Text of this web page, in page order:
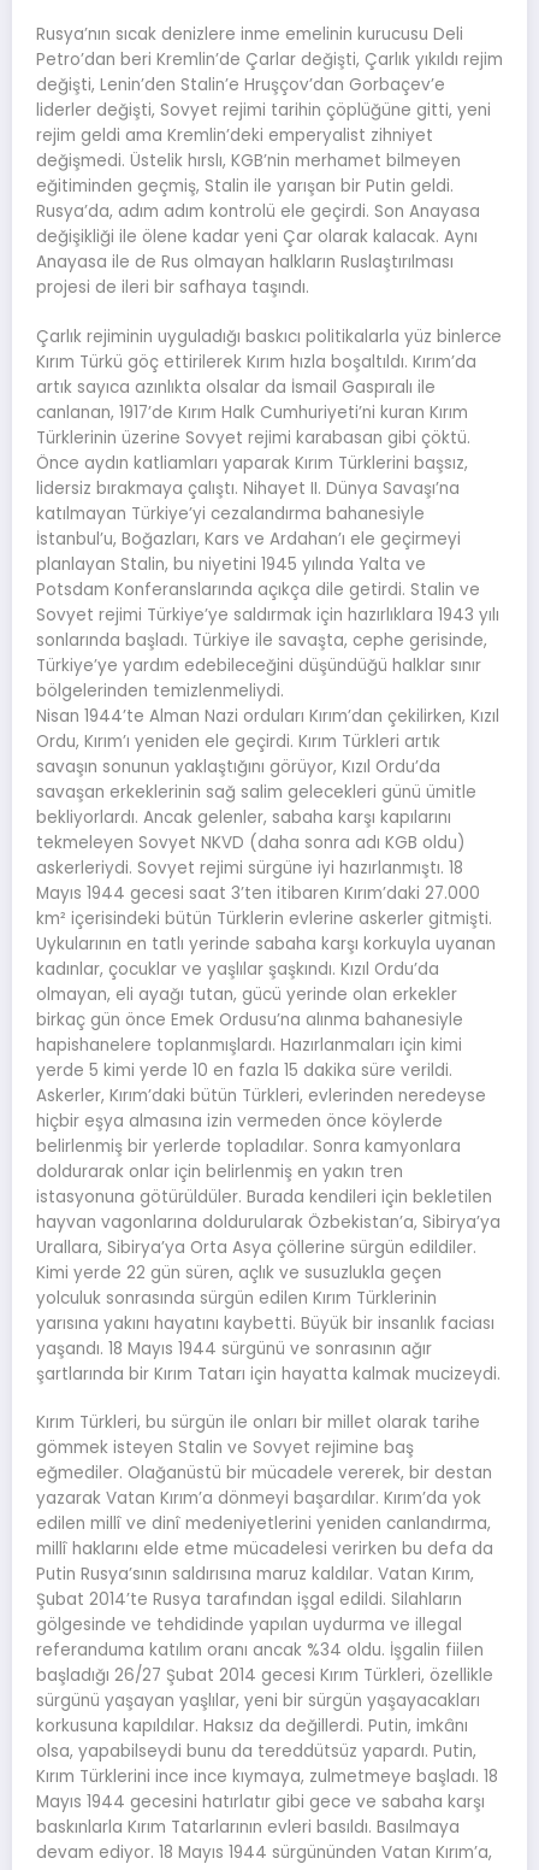
Rusya’nın sıcak denizlere inme emelinin kurucusu Deli
Petro’dan beri Kremlin’de Çarlar değişti, Çarlık yıkıldı rejim
değişti, Lenin’den Stalin’e Hruşçov’dan Gorbaçev’e
liderler değişti, Sovyet rejimi tarihin çöplüğüne gitti, yeni
rejim geldi ama Kremlin’deki emperyalist zihniyet
değişmedi. Üstelik hırslı, KGB’nin merhamet bilmeyen
eğitiminden geçmiş, Stalin ile yarışan bir Putin geldi.
Rusya’da, adım adım kontrolü ele geçirdi. Son Anayasa
değişikliği ile ölene kadar yeni Çar olarak kalacak. Aynı
Anayasa ile de Rus olmayan halkların Ruslaştırılması
projesi de ileri bir safhaya taşındı.
Çarlık rejiminin uyguladığı baskıcı politikalarla yüz binlerce
Kırım Türkü göç ettirilerek Kırım hızla boşaltıldı. Kırım’da
artık sayıca azınlıkta olsalar da İsmail Gaspıralı ile
canlanan, 1917’de Kırım Halk Cumhuriyeti’ni kuran Kırım
Türklerinin üzerine Sovyet rejimi karabasan gibi çöktü.
Önce aydın katliamları yaparak Kırım Türklerini başsız,
lidersiz bırakmaya çalıştı. Nihayet II. Dünya Savaşı’na
katılmayan Türkiye’yi cezalandırma bahanesiyle
İstanbul’u, Boğazları, Kars ve Ardahan’ı ele geçirmeyi
planlayan Stalin, bu niyetini 1945 yılında Yalta ve
Potsdam Konferanslarında açıkça dile getirdi. Stalin ve
Sovyet rejimi Türkiye’ye saldırmak için hazırlıklara 1943 yılı
sonlarında başladı. Türkiye ile savaşta, cephe gerisinde,
Türkiye’ye yardım edebileceğini düşündüğü halklar sınır
bölgelerinden temizlenmeliydi.
Nisan 1944’te Alman Nazi orduları Kırım’dan çekilirken, Kızıl
Ordu, Kırım’ı yeniden ele geçirdi. Kırım Türkleri artık
savaşın sonunun yaklaştığını görüyor, Kızıl Ordu’da
savaşan erkeklerinin sağ salim gelecekleri günü ümitle
bekliyorlardı. Ancak gelenler, sabaha karşı kapılarını
tekmeleyen Sovyet NKVD (daha sonra adı KGB oldu)
askerleriydi. Sovyet rejimi sürgüne iyi hazırlanmıştı. 18
Mayıs 1944 gecesi saat 3’ten itibaren Kırım’daki 27.000
km² içerisindeki bütün Türklerin evlerine askerler gitmişti.
Uykularının en tatlı yerinde sabaha karşı korkuyla uyanan
kadınlar, çocuklar ve yaşlılar şaşkındı. Kızıl Ordu’da
olmayan, eli ayağı tutan, gücü yerinde olan erkekler
birkaç gün önce Emek Ordusu’na alınma bahanesiyle
hapishanelere toplanmışlardı. Hazırlanmaları için kimi
yerde 5 kimi yerde 10 en fazla 15 dakika süre verildi.
Askerler, Kırım’daki bütün Türkleri, evlerinden neredeyse
hiçbir eşya almasına izin vermeden önce köylerde
belirlenmiş bir yerlerde topladılar. Sonra kamyonlara
doldurarak onlar için belirlenmiş en yakın tren
istasyonuna götürüldüler. Burada kendileri için bekletilen
hayvan vagonlarına doldurularak Özbekistan’a, Sibirya’ya
Urallara, Sibirya’ya Orta Asya çöllerine sürgün edildiler.
Kimi yerde 22 gün süren, açlık ve susuzlukla geçen
yolculuk sonrasında sürgün edilen Kırım Türklerinin
yarısına yakını hayatını kaybetti. Büyük bir insanlık faciası
yaşandı. 18 Mayıs 1944 sürgünü ve sonrasının ağır
şartlarında bir Kırım Tatarı için hayatta kalmak mucizeydi.
Kırım Türkleri, bu sürgün ile onları bir millet olarak tarihe
gömmek isteyen Stalin ve Sovyet rejimine baş
eğmediler. Olağanüstü bir mücadele vererek, bir destan
yazarak Vatan Kırım’a dönmeyi başardılar. Kırım’da yok
edilen millî ve dinî medeniyetlerini yeniden canlandırma,
millî haklarını elde etme mücadelesi verirken bu defa da
Putin Rusya’sının saldırısına maruz kaldılar. Vatan Kırım,
Şubat 2014’te Rusya tarafından işgal edildi. Silahların
gölgesinde ve tehdidinde yapılan uydurma ve illegal
referanduma katılım oranı ancak %34 oldu. İşgalin fiilen
başladığı 26/27 Şubat 2014 gecesi Kırım Türkleri, özellikle
sürgünü yaşayan yaşlılar, yeni bir sürgün yaşayacakları
korkusuna kapıldılar. Haksız da değillerdi. Putin, imkânı
olsa, yapabilseydi bunu da tereddütsüz yapardı. Putin,
Kırım Türklerini ince ince kıymaya, zulmetmeye başladı. 18
Mayıs 1944 gecesini hatırlatır gibi gece ve sabaha karşı
baskınlarla Kırım Tatarlarının evleri basıldı. Basılmaya
devam ediyor. 18 Mayıs 1944 sürgününden Vatan Kırım’a,